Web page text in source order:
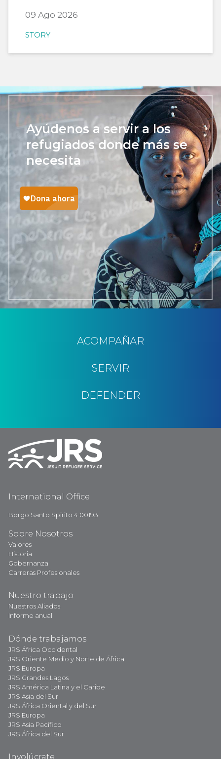
09 Ago 2026
STORY
Ayúdenos a servir a los
refugiados donde más se
necesita
ACOMPAÑAR
SERVIR
DEFENDER
International Office
Borgo Santo Spirito 4 00193
Sobre Nosotros
Valores
Historia
Gobernanza
Carreras Profesionales
Nuestro trabajo
Nuestros Aliados
Informe anual
Dónde trabajamos
JRS África Occidental
JRS Oriente Medio y Norte de África
JRS Europa
JRS Grandes Lagos
JRS América Latina y el Caribe
JRS Asia del Sur
JRS África Oriental y del Sur
JRS Europa
JRS Asia Pacífico
JRS África del Sur
Involúcrate